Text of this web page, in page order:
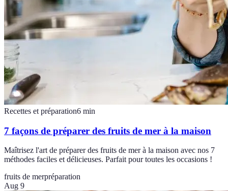
Recettes et préparation6 min
7 façons de préparer des fruits de mer à la maison
Maîtrisez l'art de préparer des fruits de mer à la maison avec nos 7
méthodes faciles et délicieuses. Parfait pour toutes les occasions !
fruits de merpréparation
Aug 9